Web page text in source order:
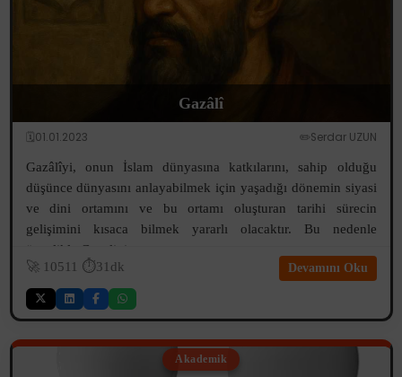
Gazâlî
🗓️01.01.2023 ✏️Serdar UZUN
Gazâlîyi, onun İslam dünyasına katkılarını, sahip olduğu
düşünce dünyasını anlayabilmek için yaşadığı dönemin siyasi
ve dini ortamını ve bu ortamı oluşturan tarihi sürecin
gelişimini kısaca bilmek yararlı olacaktır. Bu nedenle
öncelikle Gazalinin yaş...
🚀 10511 ⏱️31dk Devamını Oku
Akademik